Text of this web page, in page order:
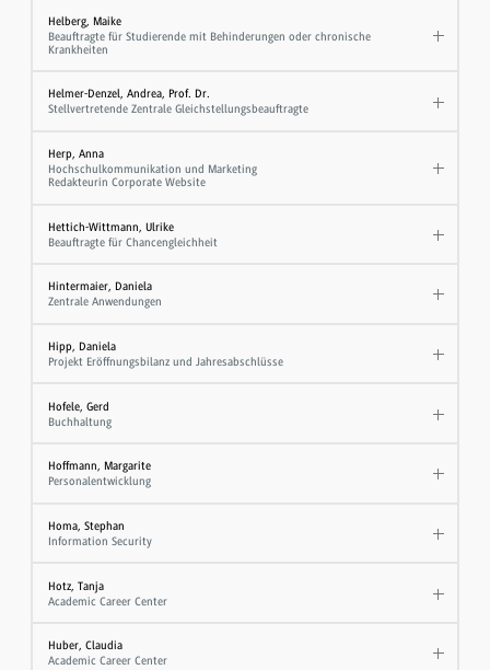
Helberg, Maike
Beauftragte für Studierende mit Behinderungen oder chronische
Krankheiten
Helmer-Denzel, Andrea, Prof. Dr.
Stellvertretende Zentrale Gleichstellungsbeauftragte
Herp, Anna
Hochschulkommunikation und Marketing
Redakteurin Corporate Website
Hettich-Wittmann, Ulrike
Beauftragte für Chancengleichheit
Hintermaier, Daniela
Zentrale Anwendungen
Hipp, Daniela
Projekt Eröffnungsbilanz und Jahresabschlüsse
Hofele, Gerd
Buchhaltung
Hoffmann, Margarite
Personalentwicklung
Homa, Stephan
Information Security
Hotz, Tanja
Academic Career Center
Huber, Claudia
Academic Career Center